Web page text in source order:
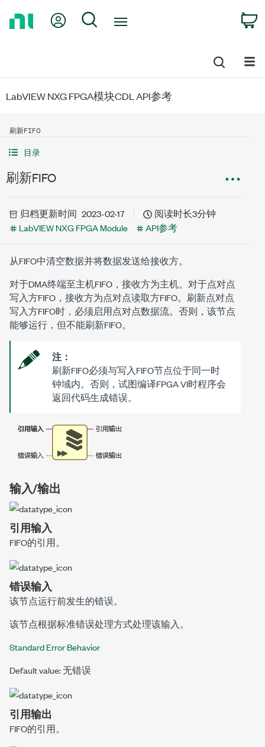
My Account
Search
LabVIEW NXG FPGA模块CDL API参考
刷新FIFO
目录
刷新FIFO
归档更新时间 2023-02-17
阅读时长3分钟
LabVIEW NXG FPGA Module
API参考
从FIFO中清空数据并将数据发送给接收方。
对于DMA终端至主机FIFO，接收方为主机。对于点对点
写入方FIFO，接收方为点对点读取方FIFO。刷新点对点
写入方FIFO时，必须启用点对点数据流。否则，该节点
能够运行，但不能刷新FIFO。
注：
刷新FIFO必须与写入FIFO节点位于同一时
钟域内。否则，试图编译FPGA VI时程序会
返回代码生成错误。
输入/输出
引用输入
FIFO的引用。
错误输入
该节点运行前发生的错误。
该节点根据标准错误处理方式处理该输入。
Standard Error Behavior
Default value: 无错误
引用输出
FIFO的引用。